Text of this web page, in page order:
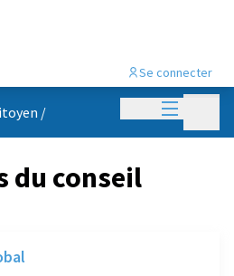
Menu
Se connecter
/
du conseil